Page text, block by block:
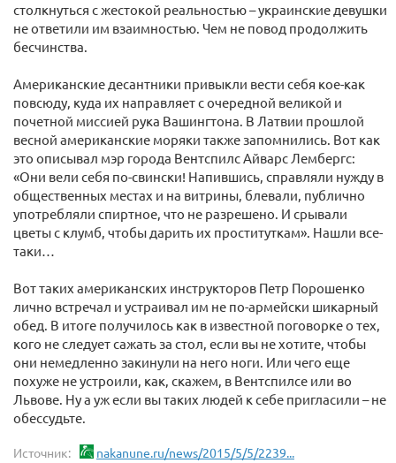
столкнуться с жестокой реальностью – украинские девушки
не ответили им взаимностью. Чем не повод продолжить
бесчинства.
Американские десантники привыкли вести себя кое-как
повсюду, куда их направляет с очередной великой и
почетной миссией рука Вашингтона. В Латвии прошлой
весной американские моряки также запомнились. Вот как
это описывал мэр города Вентспилс Айварс Лембергс:
«Они вели себя по-свински! Напившись, справляли нужду в
общественных местах и на витрины, блевали, публично
употребляли спиртное, что не разрешено. И срывали
цветы с клумб, чтобы дарить их проституткам». Нашли все-
таки…
Вот таких американских инструкторов Петр Порошенко
лично встречал и устраивал им не по-армейски шикарный
обед. В итоге получилось как в известной поговорке о тех,
кого не следует сажать за стол, если вы не хотите, чтобы
они немедленно закинули на него ноги. Или чего еще
похуже не устроили, как, скажем, в Вентспилсе или во
Львове. Ну а уж если вы таких людей к себе пригласили – не
обессудьте.
Источник: nakanune.ru/news/2015/5/5/2239...